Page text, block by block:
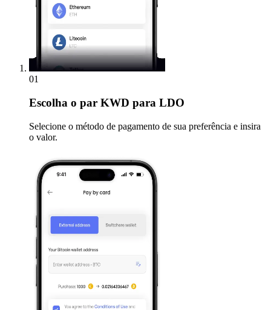
01
Escolha o par KWD para LDO
Selecione o método de pagamento de sua preferência e insira
o valor.